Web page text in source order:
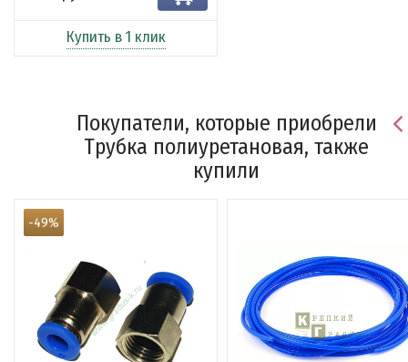
Купить в 1 клик
Покупатели, которые приобрели
Трубка полиуретановая, также
купили
-49%